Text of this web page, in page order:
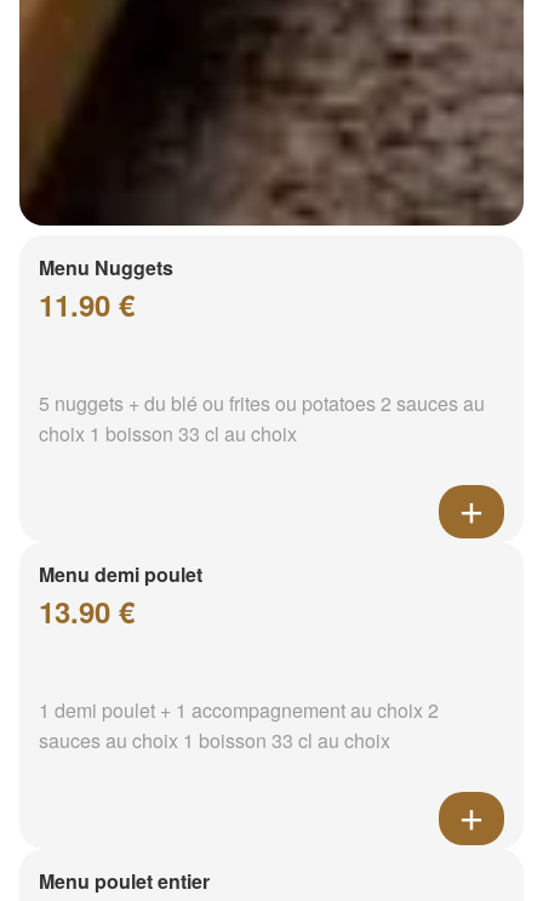
Menu Nuggets
11.90 €
5 nuggets + du blé ou frites ou potatoes 2 sauces au
choix 1 boisson 33 cl au choix
Menu demi poulet
13.90 €
1 demi poulet + 1 accompagnement au choix 2
sauces au choix 1 boisson 33 cl au choix
Menu poulet entier